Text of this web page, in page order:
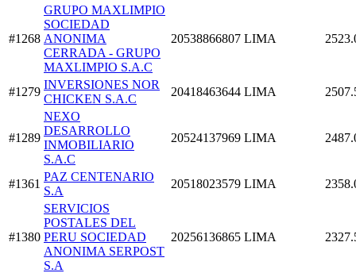
#1268
GRUPO MAXLIMPIO
SOCIEDAD
ANONIMA
CERRADA - GRUPO
MAXLIMPIO S.A.C
20538866807 LIMA
#1279
INVERSIONES NOR
CHICKEN S.A.C
20418463644 LIMA
#1289
NEXO
DESARROLLO
INMOBILIARIO
S.A.C
20524137969 LIMA
#1361
PAZ CENTENARIO
S.A
20518023579 LIMA
#1380
SERVICIOS
POSTALES DEL
PERU SOCIEDAD
ANONIMA SERPOST
S.A
20256136865 LIMA